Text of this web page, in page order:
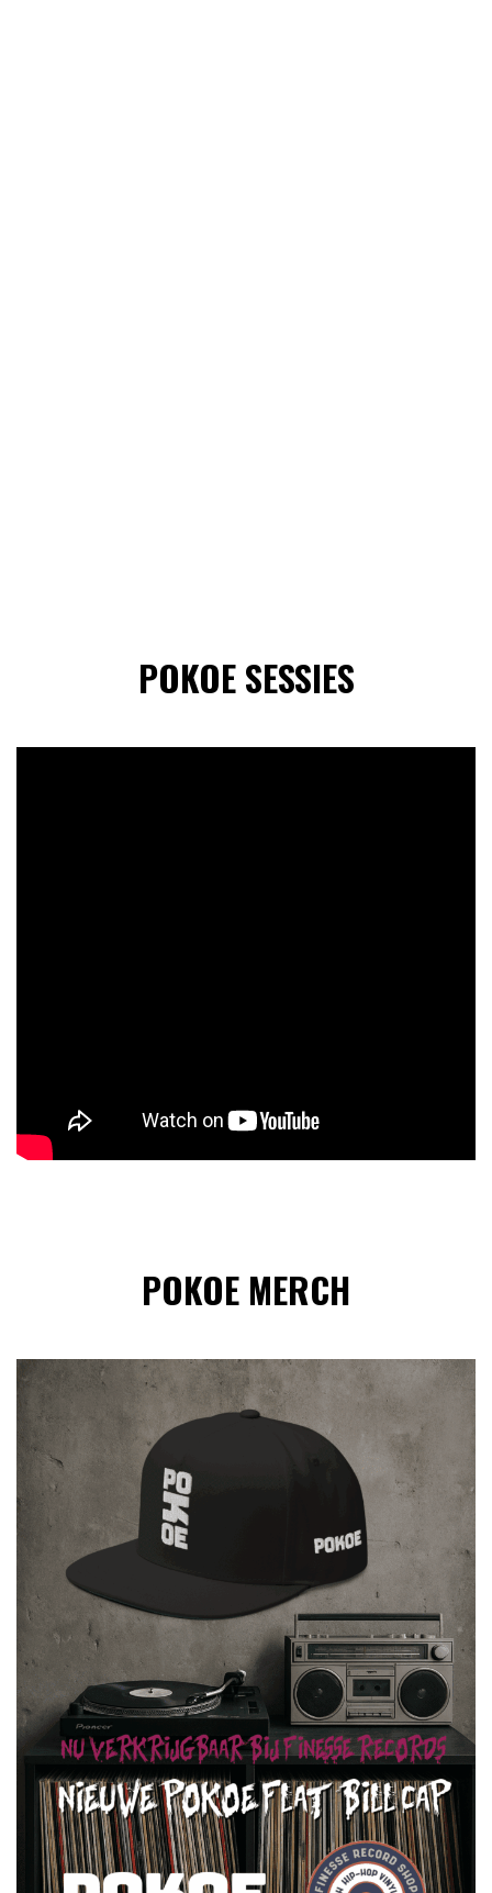
POKOE SESSIES
POKOE MERCH